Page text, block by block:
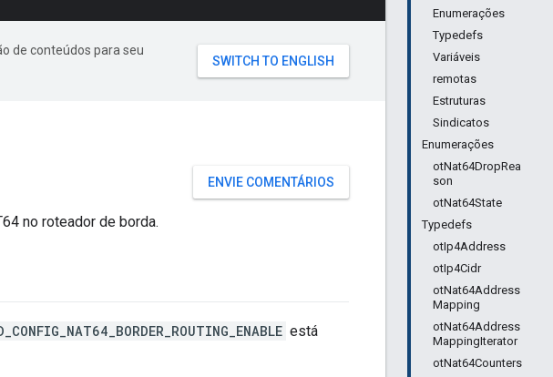
Enumerações
Typedefs
Variáveis
remotas
Estruturas
Sindicatos
Enumerações
otNat64DropRea
son
otNat64State
Typedefs
otIp4Address
otIp4Cidr
otNat64Address
Mapping
otNat64Address
MappingIterator
otNat64Counters
de conteúdos para seu
ENVIE COMENTÁRIOS
no roteador de borda.
está